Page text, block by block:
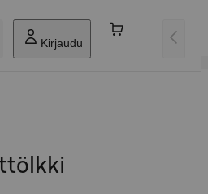
Kirjaudu